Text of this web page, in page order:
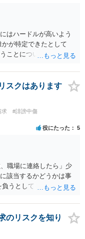
はハードルが高いよう
が特定できたとして
ことについての証明は
スクはあります
求
#誹謗中傷
役にたった 5
職場に連絡したら」少
該当するかどうかは事
うとしても、違約金を
感情を満足させられる
禁止条項とともに口外
ることには、大きな意
設けると、正当な理由
のリスクを知り